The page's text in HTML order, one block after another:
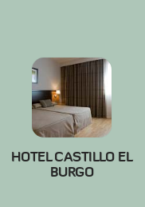
HOTEL CASTILLO EL
BURGO